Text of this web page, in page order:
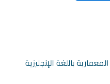
باللغة الإنجليزية